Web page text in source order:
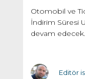
Otomobil ve
İndirim Süresi
devam
Editör